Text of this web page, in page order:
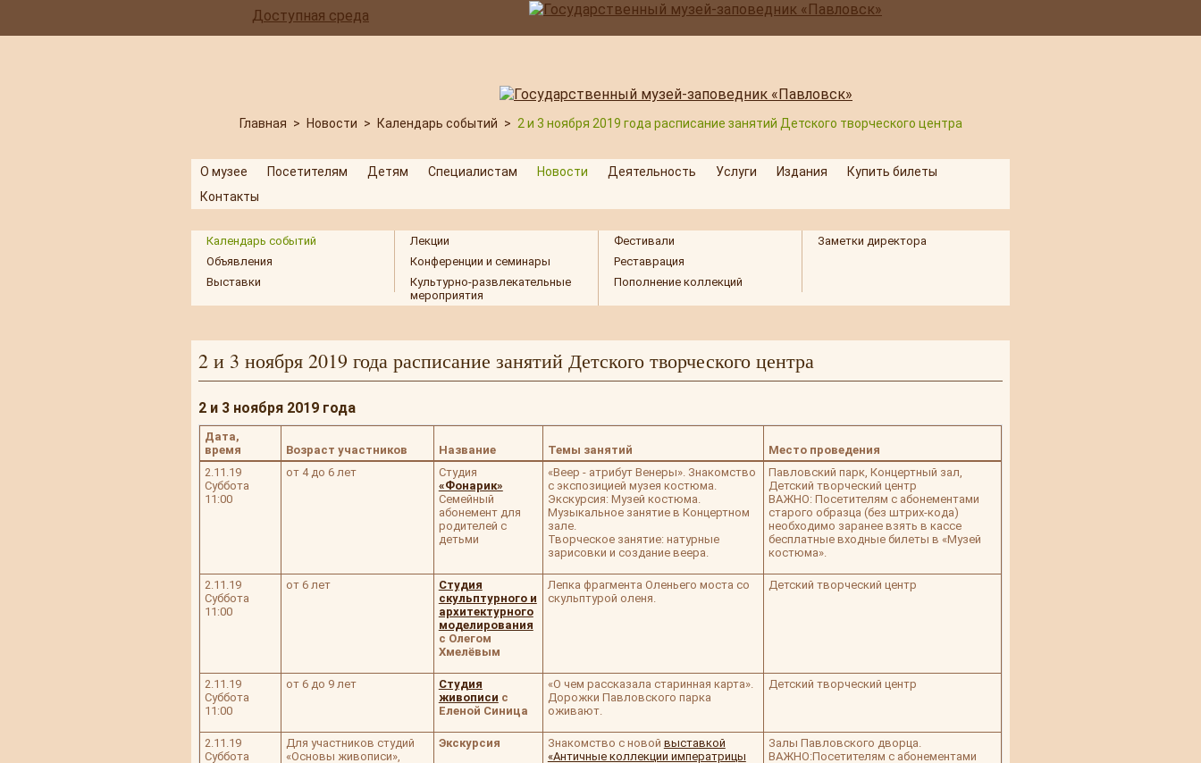
Доступная среда
Главная > Новости > Календарь событий > 2 и 3 ноября 2019 года расписание занятий Детского творческого центра
О музее Посетителям Детям Специалистам Новости Деятельность Услуги Издания
Купить билеты
Контакты
Календарь событий
Объявления
Выставки
Лекции
Конференции и семинары
Культурно-развлекательные
мероприятия
Фестивали
Реставрация
Пополнение коллекций
Заметки директора
2 и 3 ноября 2019 года расписание занятий Детского творческого центра
2 и 3 ноября 2019 года
Дата,
время
Возраст участников Название Темы занятий
Место проведения
2.11.19
Суббота
11:00
от 4 до 6 лет
Студия
«Фонарик»
Семейный
абонемент для
родителей с
детьми
«Веер - атрибут Венеры». Знакомство
с экспозицией музея костюма.
Экскурсия: Музей костюма.
Музыкальное занятие в Концертном
зале.
Творческое занятие: натурные
зарисовки и создание веера.
Павловский парк, Концертный зал,
Детский творческий центр
ВАЖНО: Посетителям с абонементами
старого образца (без штрих-кода)
необходимо заранее взять в кассе
бесплатные входные билеты в «Музей
костюма».
2.11.19
Суббота
11:00
от 6 лет
Студия
скульптурного и
архитектурного
моделирования
с Олегом
Хмелёвым
Лепка фрагмента Оленьего моста со
скульптурой оленя.
Детский творческий центр
2.11.19
Суббота
11:00
от 6 до 9 лет
Студия
живописи с
Еленой Синица
«О чем рассказала старинная карта».
Дорожки Павловского парка
оживают.
Детский творческий центр
2.11.19
Суббота
Для участников студий
«Основы живописи»,
Экскурсия Знакомство с новой выставкой
«Античные коллекции императрицы
Залы Павловского дворца.
ВАЖНО:Посетителям с абонементами